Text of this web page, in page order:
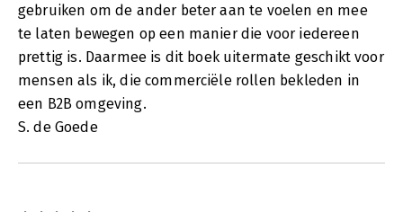
gebruiken om de ander beter aan te voelen en mee
te laten bewegen op een manier die voor iedereen
prettig is. Daarmee is dit boek uitermate geschikt voor
mensen als ik, die commerciële rollen bekleden in
een B2B omgeving.
S. de Goede